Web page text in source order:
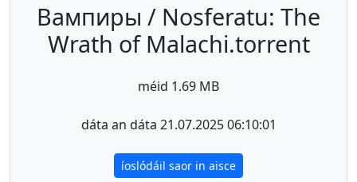
Вампиры / Nosferatu: The
Wrath of Malachi.torrent
méid 1.69 MB
dáta an dáta 21.07.2025 06:10:01
íoslódáil saor in aisce